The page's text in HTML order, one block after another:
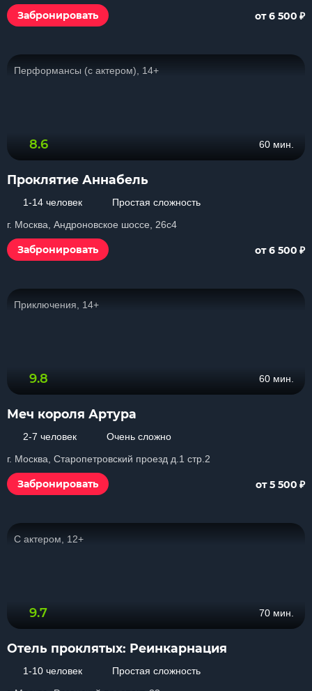
Забронировать от 6 500 ₽
Перформансы (с актером), 14+
8.6 60 мин.
Проклятие Аннабель
1-14 человек
Простая сложность
г. Москва, Андроновское шоссе, 26с4
Забронировать от 6 500 ₽
Приключения, 14+
9.8 60 мин.
Меч короля Артура
2-7 человек
Очень сложно
г. Москва, Старопетровский проезд д.1 стр.2
Забронировать от 5 500 ₽
С актером, 12+
9.7 70 мин.
Отель проклятых: Реинкарнация
1-10 человек
Простая сложность